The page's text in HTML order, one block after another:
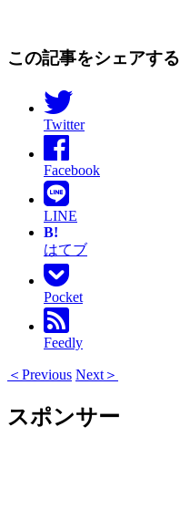
この記事をシェアする
Twitter
Facebook
LINE
B!
はてブ
Pocket
Feedly
＜Previous Next＞
スポンサー